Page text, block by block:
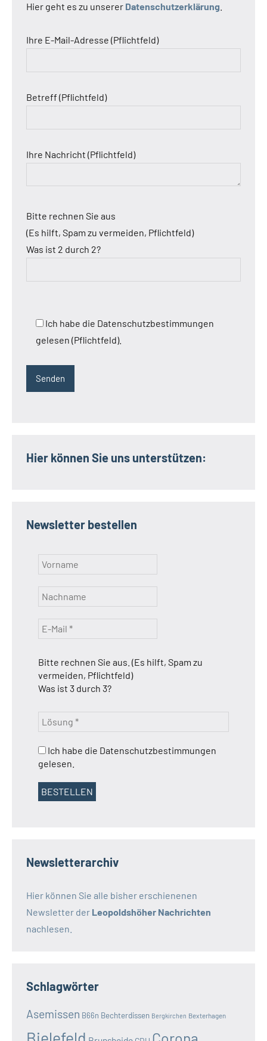
Hier geht es zu unserer Datenschutzerklärung
Ihre E-Mail-Adresse (Pflichtfeld)
Betreff (Pflichtfeld)
Ihre Nachricht (Pflichtfeld)
Bitte rechnen Sie aus
(Es hilft, Spam zu vermeiden, Pflichtfeld)
Was ist 2 durch 2?
Ich habe die Datenschutzbestimmungen
gelesen (Pflichtfeld).
Hier können Sie uns unterstützen:
Newsletter bestellen
Bitte rechnen Sie aus. (Es hilft, Spam zu
vermeiden, Pflichtfeld)
Was ist 3 durch 3?
Ich habe die Datenschutzbestimmungen
gelesen.
Newsletterarchiv
Hier können Sie alle bisher erschienenen
Newsletter der Leopoldshöher Nachrichten
nachlesen.
Schlagwörter
Asemissen B66n Bechterdissen Bergkirchen Bexterhagen